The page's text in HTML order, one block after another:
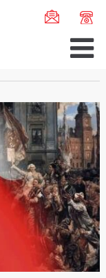
Święto Konstytucji 3 ...